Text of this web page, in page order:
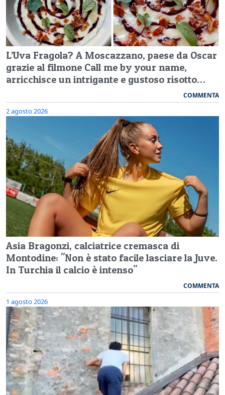
L’Uva Fragola? A Moscazzano, paese da Oscar
grazie al filmone Call me by your name,
arricchisce un intrigante e gustoso risotto…
COMMENTA
2 agosto 2026
Asia Bragonzi, calciatrice cremasca di
Montodine: "Non è stato facile lasciare la Juve.
In Turchia il calcio è intenso"
COMMENTA
1 agosto 2026